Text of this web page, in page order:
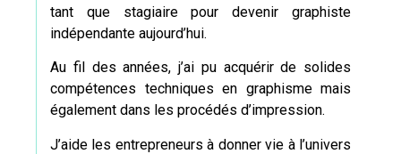
tant que stagiaire pour devenir graphiste
indépendante aujourd’hui.
Au fil des années, j’ai pu acquérir de solides
compétences techniques en graphisme mais
également dans les procédés d’impression.
J’aide les entrepreneurs à donner vie à l’univers